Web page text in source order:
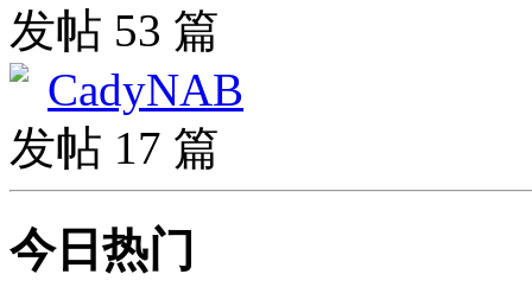
发帖 53 篇
CadyNAB
发帖 17 篇
今日热门